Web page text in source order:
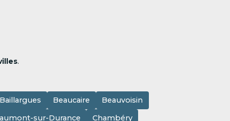
.
Baillargues Beaucaire
Beauvoisin
sur-Durance
Chambéry